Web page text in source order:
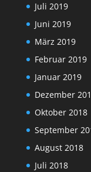
Juli 2019
Juni 2019
März 2019
Februar 2019
Januar 2019
Dezember
Oktober 2018
September
August 2018
Juli 2018